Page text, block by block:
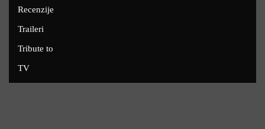
Recenzije
Traileri
Tribute to
TV